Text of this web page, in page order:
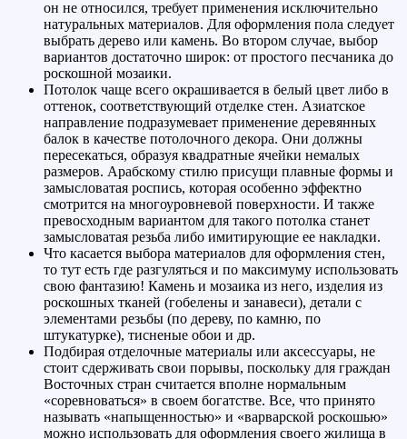
он не относился, требует применения исключительно
натуральных материалов. Для оформления пола следует
выбрать дерево или камень. Во втором случае, выбор
вариантов достаточно широк: от простого песчаника до
роскошной мозаики.
Потолок чаще всего окрашивается в белый цвет либо в
оттенок, соответствующий отделке стен. Азиатское
направление подразумевает применение деревянных
балок в качестве потолочного декора. Они должны
пересекаться, образуя квадратные ячейки немалых
размеров. Арабскому стилю присущи плавные формы и
замысловатая роспись, которая особенно эффектно
смотрится на многоуровневой поверхности. И также
превосходным вариантом для такого потолка станет
замысловатая резьба либо имитирующие ее накладки.
Что касается выбора материалов для оформления стен,
то тут есть где разгуляться и по максимуму использовать
свою фантазию! Камень и мозаика из него, изделия из
роскошных тканей (гобелены и занавеси), детали с
элементами резьбы (по дереву, по камню, по
штукатурке), тисненые обои и др.
Подбирая отделочные материалы или аксессуары, не
стоит сдерживать свои порывы, поскольку для граждан
Восточных стран считается вполне нормальным
«соревноваться» в своем богатстве. Все, что принято
называть «напыщенностью» и «варварской роскошью»
можно использовать для оформления своего жилища в